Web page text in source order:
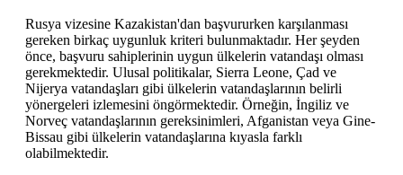
Rusya vizesine Kazakistan'dan başvururken karşılanması
gereken birkaç uygunluk kriteri bulunmaktadır. Her şeyden
önce, başvuru sahiplerinin uygun ülkelerin vatandaşı olması
gerekmektedir. Ulusal politikalar, Sierra Leone, Çad ve
Nijerya vatandaşları gibi ülkelerin vatandaşlarının belirli
yönergeleri izlemesini öngörmektedir. Örneğin, İngiliz ve
Norveç vatandaşlarının gereksinimleri, Afganistan veya Gine-
Bissau gibi ülkelerin vatandaşlarına kıyasla farklı
olabilmektedir.